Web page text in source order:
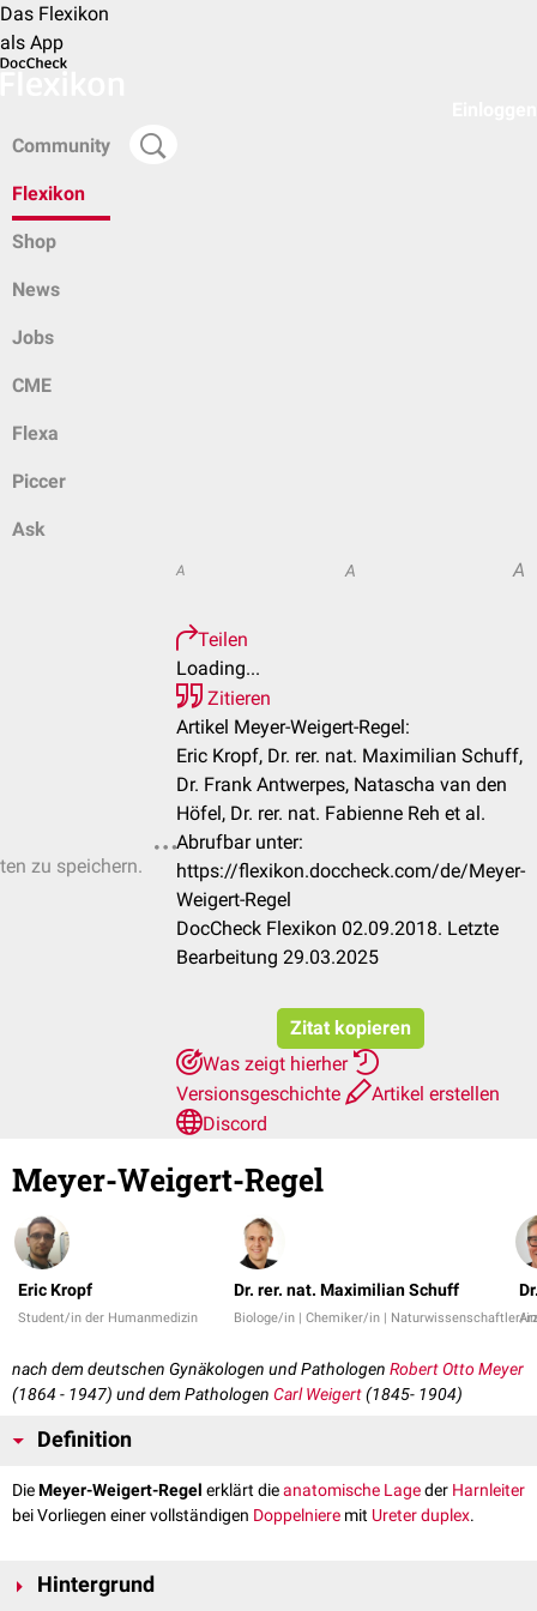
Das Flexikon
als App
Community
Flexikon
Shop
News
Jobs
CME
Flexa
Piccer
Ask
zu speichern.
A A A
Teilen
Loading...
Zitieren
Artikel Meyer-Weigert-Regel:
Eric Kropf, Dr. rer. nat. Maximilian Schuff,
Dr. Frank Antwerpes, Natascha van den
Höfel, Dr. rer. nat. Fabienne Reh et al.
Abrufbar unter:
https://flexikon.doccheck.com/de/Meyer-
Weigert-Regel
DocCheck Flexikon 02.09.2018. Letzte
Bearbeitung 29.03.2025
Zitat kopieren
Was zeigt hierher
Versionsgeschichte
Artikel erstellen
Discord
Meyer-Weigert-Regel
Eric Kropf
Student/in der Humanmedizin
Dr. rer. nat. Maximilian Schuff
Biologe/in | Chemiker/in | Naturwissenschaftler/in
nach dem deutschen Gynäkologen und Pathologen Robert Otto Meyer
(1864 - 1947) und dem Pathologen Carl Weigert(1845- 1904)
Definition
DieMeyer-Weigert-Regel erklärt dieanatomische Lageder Harnleiter
bei Vorliegen einer vollständigen Doppelniere mit Ureter duplex.
Hintergrund